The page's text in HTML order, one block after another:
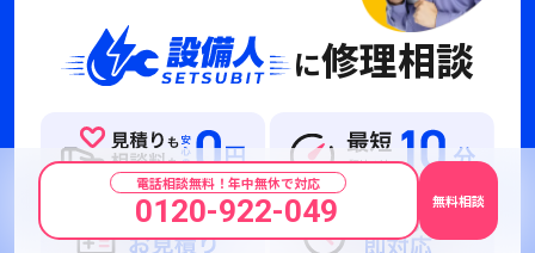
に修理相談
電話相談無料！年中無休で対応
0120-922-049 無料相談